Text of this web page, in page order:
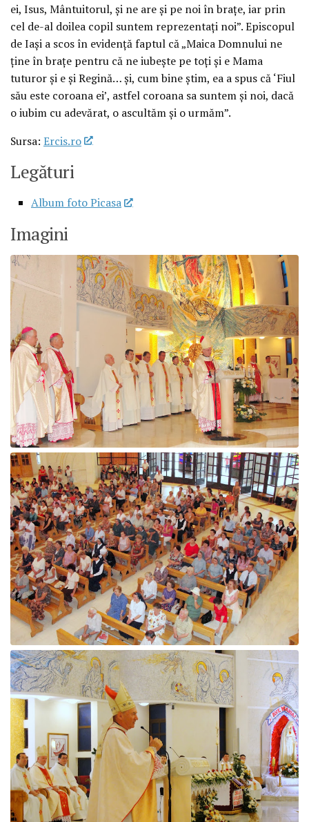
ei, Isus, Mântuitorul, şi ne are şi pe noi în braţe, iar prin
cel de-al doilea copil suntem reprezentaţi noi”. Episcopul
de Iaşi a scos în evidenţă faptul că „Maica Domnului ne
ţine în braţe pentru că ne iubeşte pe toţi şi e Mama
tuturor şi e şi Regină… şi, cum bine ştim, ea a spus că ‘Fiul
său este coroana ei’, astfel coroana sa suntem şi noi, dacă
o iubim cu adevărat, o ascultăm şi o urmăm”.
Sursa: Ercis.ro
Legături
Album foto Picasa
Imagini